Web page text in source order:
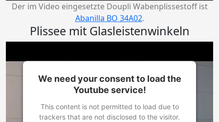
Der im Video eingesetzte Doupli Wabenplissestoff ist
Abanilla BO 34A02.
Plissee mit Glasleistenwinkeln
We need your consent to load the
Youtube service!
This content is not permitted to load due to
trackers that are not disclosed to the visitor.